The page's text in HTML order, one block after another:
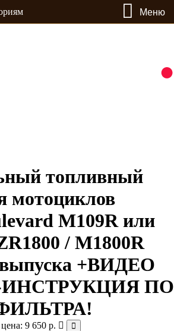
топливный
мотоциклов
M109R или
/ M1800R
выпуска +ВИДЕО
ПО
цена: 9 650 р.
Меню